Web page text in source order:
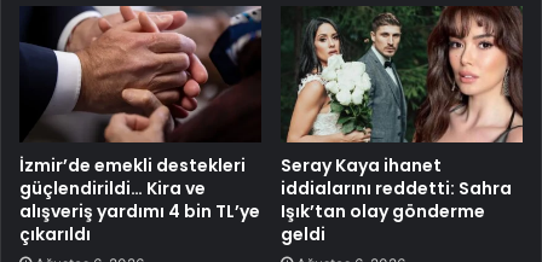
İzmir’de emekli destekleri
güçlendirildi… Kira ve
alışveriş yardımı 4 bin TL’ye
çıkarıldı
Seray Kaya ihanet
iddialarını reddetti: Sahra
Işık’tan olay gönderme
geldi